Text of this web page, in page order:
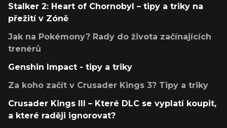
Stalker 2: Heart of Chornobyl – tipy a triky na
přežití v Zóně
Jak na Pokémony? Rady do života začínajících
trenérů
Genshin Impact - tipy a triky
Za koho začít v Crusader Kings 3? Tipy a triky
Crusader Kings III – Které DLC se vyplatí koupit,
a které raději ignorovat?